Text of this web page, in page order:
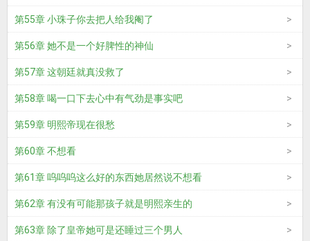
第55章 小珠子你去把人给我阉了
第56章 她不是一个好脾性的神仙
第57章 这朝廷就真没救了
第58章 喝一口下去心中有气劲是事实吧
第59章 明熙帝现在很愁
第60章 不想看
第61章 呜呜呜这么好的东西她居然说不想看
第62章 有没有可能那孩子就是明熙亲生的
第63章 除了皇帝她可是还睡过三个男人